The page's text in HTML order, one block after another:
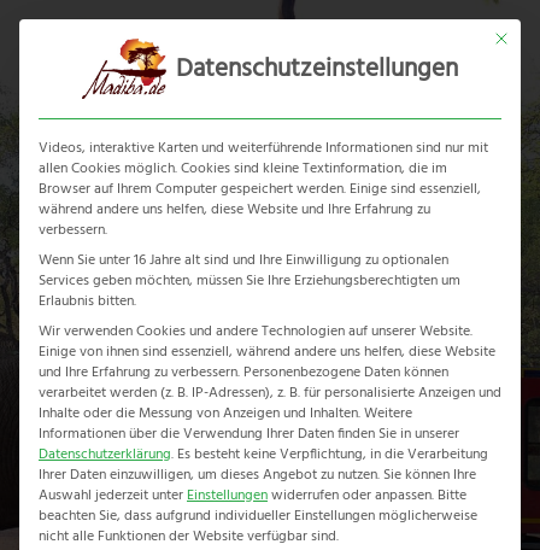
Skip
Grand Explorer
Home-Erlebnisreise-Grand Explorer
Mit
Datenschutzeinstellungen
Videos, interaktive Karten und weiterführende Informationen sind nur mit
allen Cookies möglich. Cookies sind kleine Textinformation, die im
Browser auf Ihrem Computer gespeichert werden. Einige sind essenziell,
während andere uns helfen, diese Website und Ihre Erfahrung zu
verbessern.
Wenn Sie unter 16 Jahre alt sind und Ihre Einwilligung zu optionalen
Services geben möchten, müssen Sie Ihre Erziehungsberechtigten um
Erlaubnis bitten.
Wir verwenden Cookies und andere Technologien auf unserer Website.
Einige von ihnen sind essenziell, während andere uns helfen, diese Website
und Ihre Erfahrung zu verbessern. Personenbezogene Daten können
verarbeitet werden (z. B. IP-Adressen), z. B. für personalisierte Anzeigen und
Inhalte oder die Messung von Anzeigen und Inhalten.Weitere
Informationen über die Verwendung Ihrer Daten finden Sie in unserer
Datenschutzerklärung. Es besteht keine Verpflichtung, in die Verarbeitung
Ihrer Daten einzuwilligen, um dieses Angebot zu nutzen. Sie können Ihre
Auswahl jederzeit unterEinstellungenwiderrufen oder anpassen. Bitte
beachten Sie, dass aufgrund individueller Einstellungen möglicherweise
nicht alle Funktionen der Website verfügbar sind.